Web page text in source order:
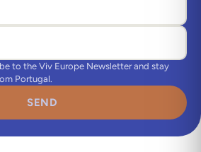
to the Viv Europe Newsletter and stay
Portugal.
SEND